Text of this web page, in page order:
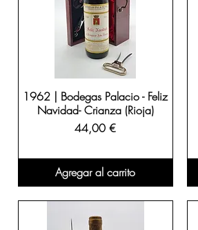
1962 | Bodegas Palacio - Feliz
Navidad- Crianza (Rioja)
Precio
44,00 €
Agregar al carrito